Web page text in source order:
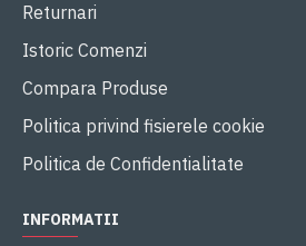
Returnari
Istoric Comenzi
Compara Produse
Politica privind fisierele cookie
Politica de Confidentialitate
INFORMATII